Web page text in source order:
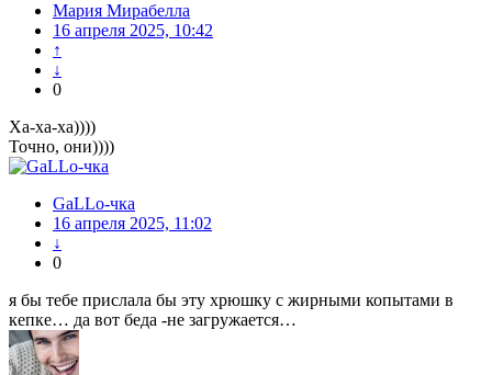
Мария Мирабелла
16 апреля 2025, 10:42
↑
↓
0
Ха-ха-ха))))
Точно, они))))
GaLLo-чка
16 апреля 2025, 11:02
↓
0
я бы тебе прислала бы эту хрюшку с жирными копытами в
кепке… да вот беда -не загружается…